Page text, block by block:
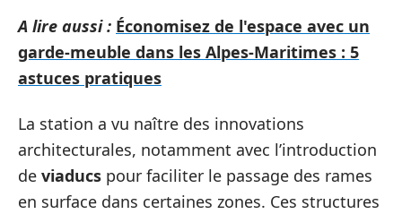
A lire aussi : Économisez de l'espace avec un
garde-meuble dans les Alpes-Maritimes : 5
astuces pratiques
La station a vu naître des innovations
architecturales, notamment avec l’introduction
de viaducs pour faciliter le passage des rames
en surface dans certaines zones. Ces structures